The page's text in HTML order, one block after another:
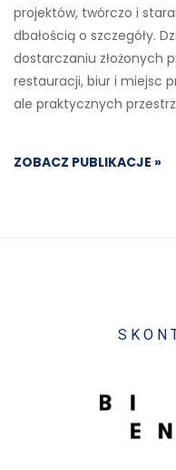
projektów, twórczo i
dbałością o szczegóły.
dostarczaniu złożonych
restauracji, biur i miejsc
ale praktycznych
ZOBACZ PUBLIKACJE »